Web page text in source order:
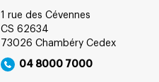
1 rue des Cévennes
CS 62634
73026 Chambéry Cedex
04 8000 7000